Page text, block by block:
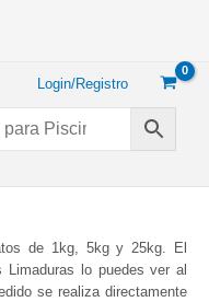
Login/Registro
de 1kg, 5kg y 25kg. El
lo puedes ver al
se realiza directamente